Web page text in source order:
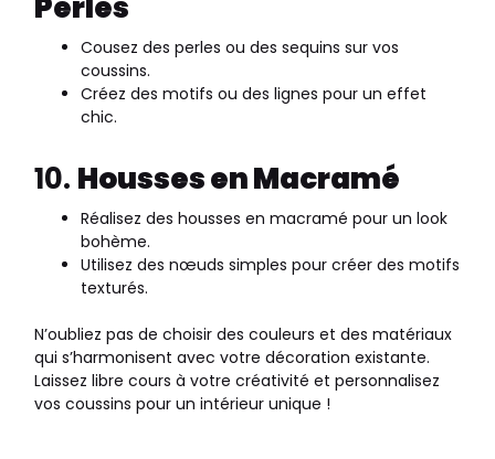
Cousez des perles ou des sequins sur vos
coussins.
Créez des motifs ou des lignes pour un effet
chic.
10. Housses en Macramé
Réalisez des housses en macramé pour un look
bohème.
Utilisez des nœuds simples pour créer des motifs
texturés.
N’oubliez pas de choisir des couleurs et des matériaux
qui s’harmonisent avec votre décoration existante.
Laissez libre cours à votre créativité et personnalisez
vos coussins pour un intérieur unique !